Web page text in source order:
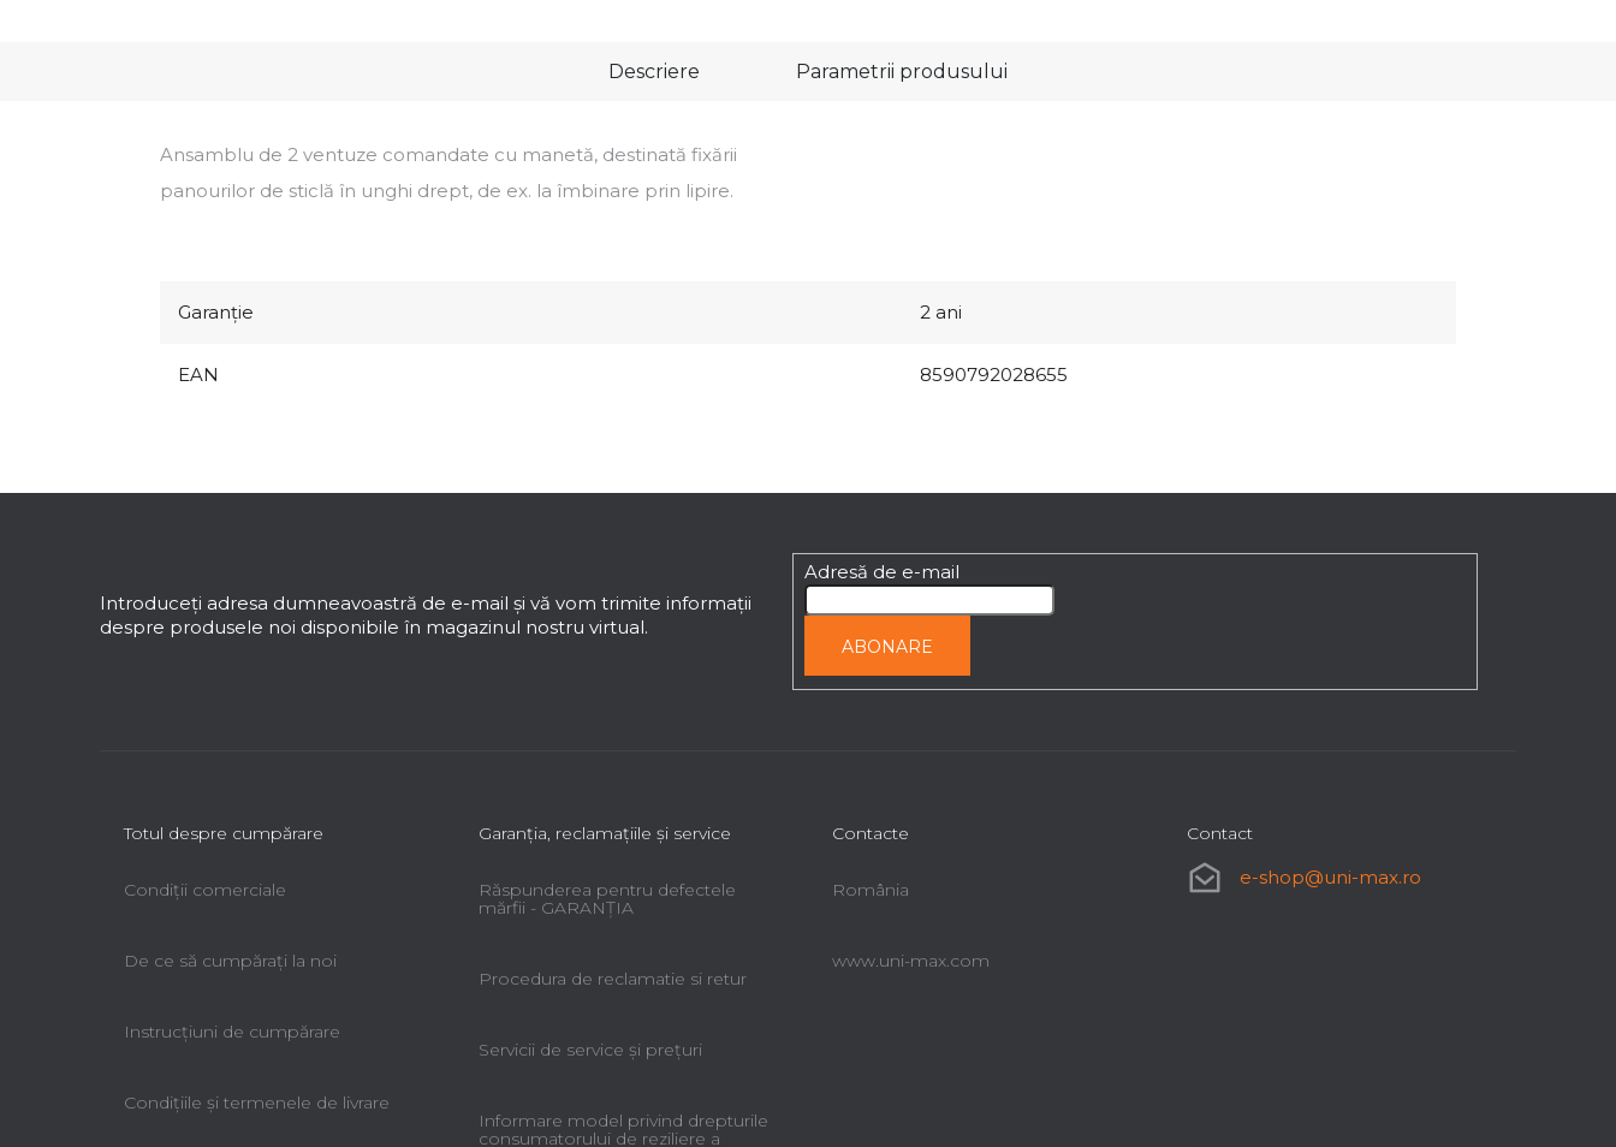
Descriere Parametrii produsului
Ansamblu de 2 ventuze comandate cu manetă, destinată fixării
panourilor de sticlă în unghi drept, de ex. la îmbinare prin lipire.
Garanţie 2 ani
EAN 8590792028655
Introduceţi adresa dumneavoastră de e-mail şi vă vom trimite informaţii
despre produsele noi disponibile în magazinul nostru virtual.
Adresă de e-mail
ABONARE
Totul despre cumpărare
Condiții comerciale
De ce să cumpăraţi la noi
Instrucțiuni de cumpărare
Condiţiile şi termenele de livrare
Garanţia, reclamaţiile şi service
Răspunderea pentru defectele
mărfii - GARANŢIA
Procedura de reclamatie si retur
Servicii de service şi preţuri
Informare model privind drepturile
consumatorului de reziliere a
Contacte
România
www.uni-max.com
Contact
e-shop@uni-max.ro